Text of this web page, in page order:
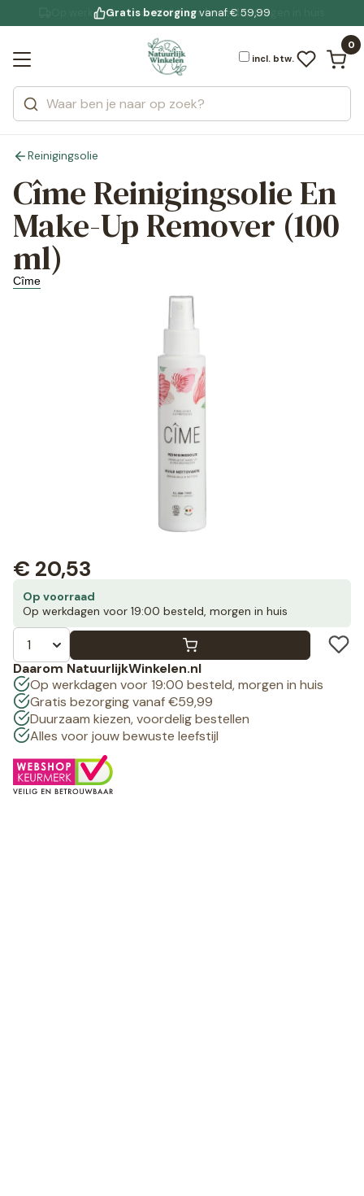
Jouw bewuste leefstijl
voor 19:00 uur besteld
Gratis bezorgingvanaf € 59,99
incl. btw.
0
Zoeken
Categorieën
Merken
Bekijk alle resultaten
Reinigingsolie
Cîme Reinigingsolie En
Make-Up Remover (100
ml)
Cîme
Op voorraad
Op werkdagen voor 19:00 besteld, morgen in huis
€ 20,53
Daarom NatuurlijkWinkelen.nl
Op werkdagen voor 19:00 besteld, morgen in huis
Gratis bezorging vanaf €59,99
Duurzaam kiezen, voordelig bestellen
Alles voor jouw bewuste leefstijl